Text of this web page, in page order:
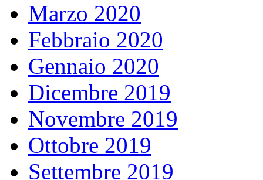
Marzo 2020
Febbraio 2020
Gennaio 2020
Dicembre 2019
Novembre 2019
Ottobre 2019
Settembre 2019